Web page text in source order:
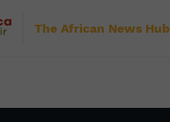
The African News Hub